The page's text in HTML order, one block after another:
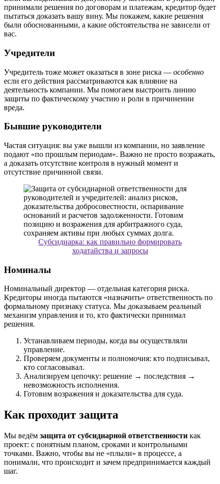
принимали решения по договорам и платежам, кредитор будет
пытаться доказать вашу вину. Мы покажем, какие решения
были обоснованными, а какие обстоятельства не зависели от
вас.
Учредители
Учредитель тоже может оказаться в зоне риска — особенно
если его действия рассматриваются как влияние на
деятельность компании. Мы помогаем выстроить линию
защиты по фактическому участию и роли в причинении
вреда.
Бывшие руководители
Частая ситуация: вы уже вышли из компании, но заявление
подают «по прошлым периодам». Важно не просто возражать,
а доказать отсутствие контроля в нужный момент и
отсутствие причинной связи.
Субсидиарка: как правильно формировать
ходатайства и запросы
Номиналы
Номинальный директор — отдельная категория риска.
Кредиторы иногда пытаются «назначить» ответственность по
формальному признаку статуса. Мы доказываем реальный
механизм управления и то, кто фактически принимал
решения.
Устанавливаем периоды, когда вы осуществляли
управление.
Проверяем документы и полномочия: кто подписывал,
кто согласовывал.
Анализируем цепочку: решение → последствия →
невозможность исполнения.
Готовим возражения и доказательства для суда.
Как проходит защита
Мы ведём защита от субсидиарной ответственности как
проект: с понятным планом, сроками и контрольными
точками. Важно, чтобы вы не «плыли» в процессе, а
понимали, что происходит и зачем предпринимается каждый
шаг.